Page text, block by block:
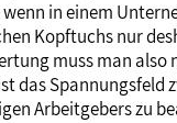
in einem
Kopftuchs nur
muss man
das
Arbeitgebers zu